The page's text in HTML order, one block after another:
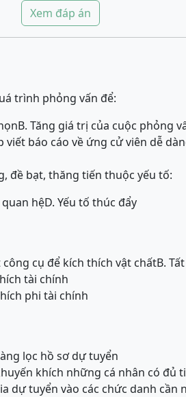
Xem đáp án
trình phỏng vấn để:
B. Tăng giá trị của cuộc phỏng
viết báo cáo về ứng cử viên dễ
đề bạt, thăng tiến thuộc yếu tố:
quan hệD. Yếu tố thúc đẩy
cụ để kích thích vật chấtB.
tài chính
phi tài chính
lọc hồ sơ dự tuyển
khích những cá nhân có đủ
dự tuyển vào các chức danh